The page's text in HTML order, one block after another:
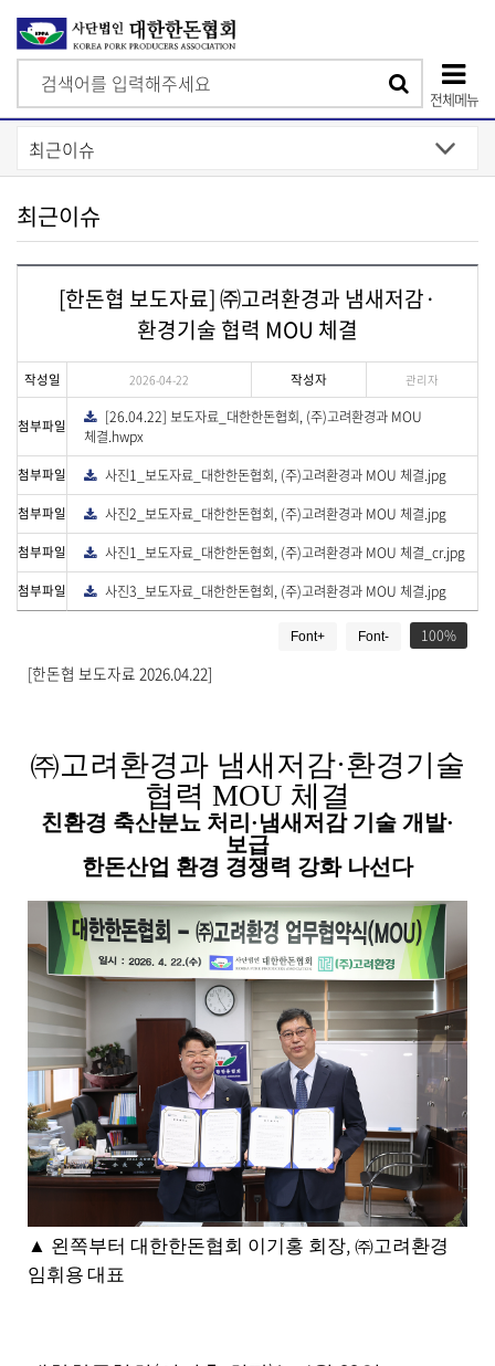
색
전체메뉴
상
단
모
바
일
최근이슈
물
상
작
성
자
부
일
내
용
[한돈협 보도자료] ㈜고려환경과 냄새저감·
환경기술 협력 MOU 체결
작성일 2026-04-22 작성자 관리자
첨부파일
다
운
로
드
[26.04.22] 보도자료_대한한돈협회, (주)고려환경과 MOU
체결.hwpx
첨부파일
다
드
사진1_보도자료_대한한돈협회, (주)고려환경과 MOU 체결.jpg
첨부파일
다
드
사진2_보도자료_대한한돈협회, (주)고려환경과 MOU 체결.jpg
첨부파일
다
드
사진1_보도자료_대한한돈협회, (주)고려환경과 MOU 체결_cr.jpg
첨부파일
다사진3_보도자료_대한한돈협회, (주)고려환경과 MOU 체결.jpg
100
Font+ Font-
[한돈협 보도자료 2026.04.22]
㈜고려환경과 냄새저감·환경기술
협력 MOU 체결
친환경 축산분뇨 처리 ·냄새저감 기술 개발·
보급
한돈산업 환경 경쟁력 강화 나선다
▲ 왼쪽부터 대한한돈협회 이기홍 회장, ㈜고려환경
임휘용 대표